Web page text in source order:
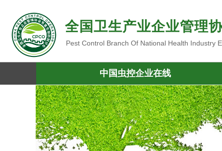
全国卫生产业企业管理
Pest Control Branch Of National Health Industry
中国虫控企业在线